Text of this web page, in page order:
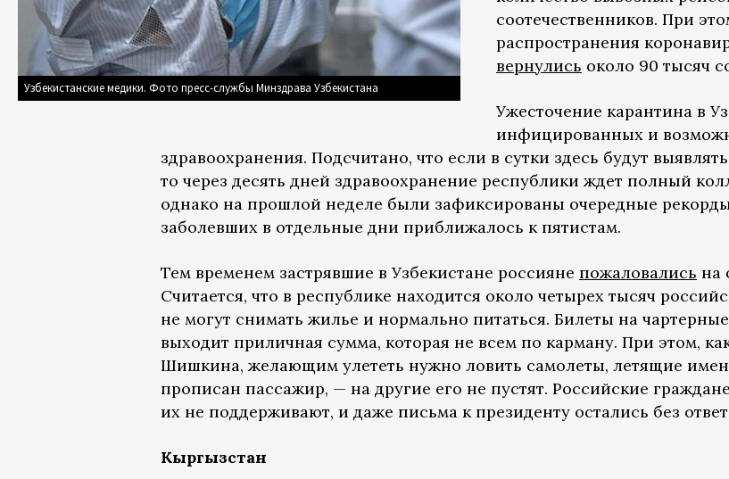
Узбекистанские медики. Фото пресс-службы Минздрава Узбекистана
соотечественников. При
распространения
вернулись около 90 тысяч
Ужесточение карантина в
инфицированных и
здравоохранения. Подсчитано, что если в сутки здесь будут
то через десять дней здравоохранение республики ждет полный
однако на прошлой неделе были зафиксированы очередные
заболевших в отдельные дни приближалось к пятистам.
Тем временем застрявшие в Узбекистане россияне пожаловались на
Считается, что в республике находится около четырех тысяч
не могут снимать жилье и нормально питаться. Билеты на
выходит приличная сумма, которая не всем по карману. При этом,
Шишкина, желающим улететь нужно ловить самолеты, летящие
прописан пассажир, — на другие его не пустят. Российские
их не поддерживают, и даже письма к президенту остались без
Кыргызстан